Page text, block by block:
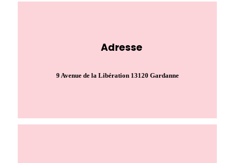
Adresse
9 Avenue de la Libération 13120 Gardanne